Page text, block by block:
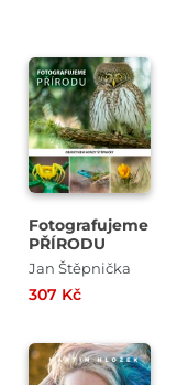
Fotografujeme
PŘÍRODU
Jan Štěpnička
307 Kč